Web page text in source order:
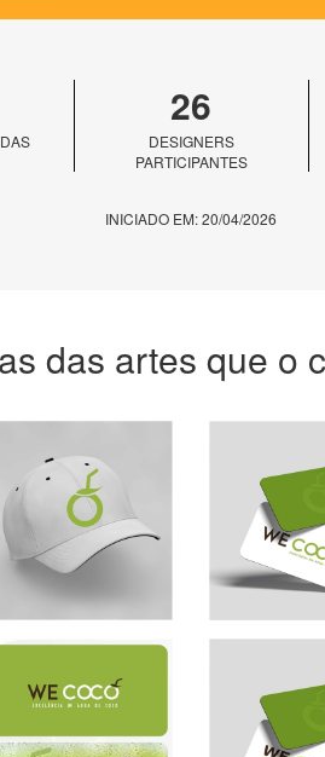
26
DESIGNERS
PARTICIPANTES
INICIADO EM: 20/04/2026
das artes que o